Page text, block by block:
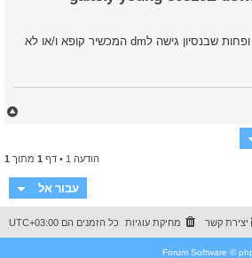
ראיתי הכשרות רשמיות יותר ופחות שבנסיון גישה לdm המכשיר קופא ו/או לא
ל
הודעה 1 • דף 1 מתוך 1
עבור אל
כל הזמנים הם UTC+03:00 מחיקת עוגיות יצירת קשר